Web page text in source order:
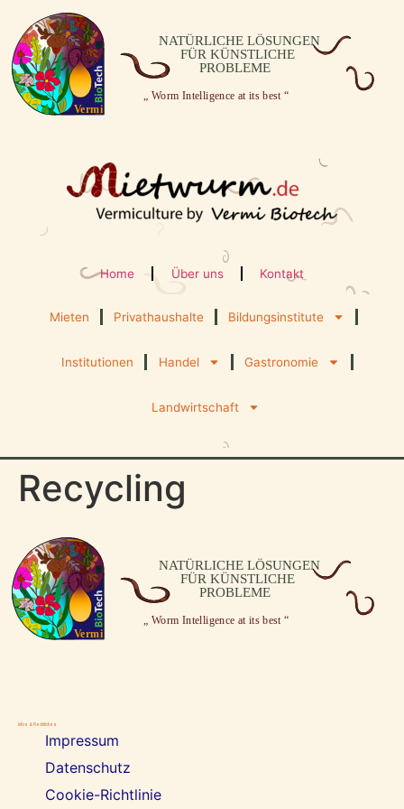
Home Über uns Kontakt
Mieten Privathaushalte Bildungsinstitute
Institutionen Handel Gastronomie
Landwirtschaft
Recycling
Infos & Rechtliches
Impressum
Datenschutz
Cookie-Richtlinie